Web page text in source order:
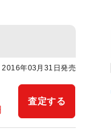
2016年03月31日発売
査定する